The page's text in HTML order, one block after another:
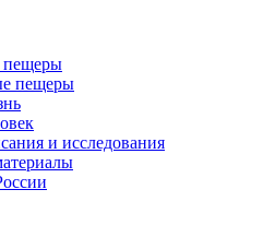
пещеры
пещеры
и исследования